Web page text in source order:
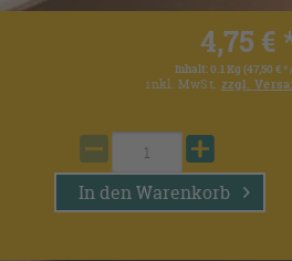
4,75 €
Inhalt:0.1 Kg (47,50 € *
inkl. MwSt. zzgl.
In denWarenkorb